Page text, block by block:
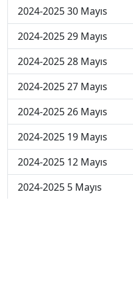
2024-2025 30 Mayıs
2024-2025 29 Mayıs
2024-2025 28 Mayıs
2024-2025 27 Mayıs
2024-2025 26 Mayıs
2024-2025 19 Mayıs
2024-2025 12 Mayıs
2024-2025 5 Mayıs